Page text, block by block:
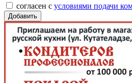
согласен с условиями подачи